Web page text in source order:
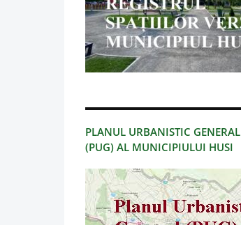
PLANUL URBANISTIC GENERAL
(PUG) AL MUNICIPIULUI HUSI